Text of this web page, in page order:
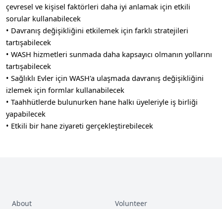
çevresel ve kişisel faktörleri daha iyi anlamak için etkili
sorular kullanabilecek
• Davranış değişikliğini etkilemek için farklı stratejileri
tartışabilecek
• WASH hizmetleri sunmada daha kapsayıcı olmanın yollarını
tartışabilecek
• Sağlıklı Evler için WASH'a ulaşmada davranış değişikliğini
izlemek için formlar kullanabilecek
• Taahhütlerde bulunurken hane halkı üyeleriyle iş birliği
yapabilecek
• Etkili bir hane ziyareti gerçekleştirebilecek
About Volunteer